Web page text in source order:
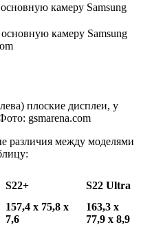
камеру Samsung
камеру Samsung
плоские дисплеи, у
gsmarena.com
различия между моделями
S22+ S22 Ultra
157,4 x 75,8 x
7,6
163,3 x
77,9 x 8,9